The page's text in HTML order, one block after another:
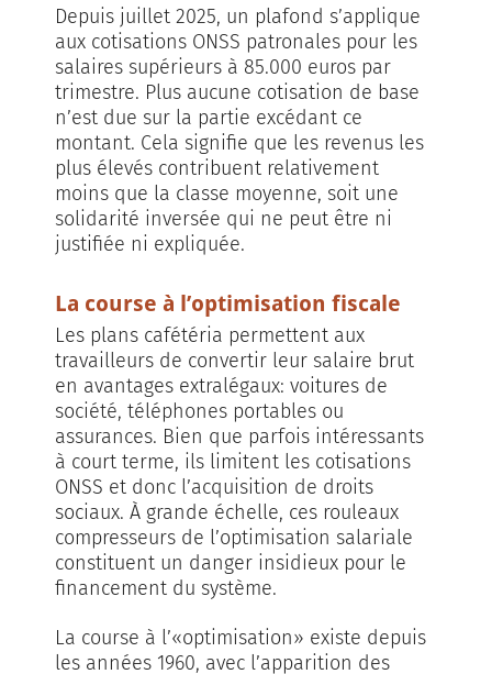
Depuis juillet 2025, un plafond s’applique
aux cotisations ONSS patronales pour les
salaires supérieurs à 85.000 euros par
trimestre. Plus aucune cotisation de base
n’est due sur la partie excédant ce
montant. Cela signifie que les revenus les
plus élevés contribuent relativement
moins que la classe moyenne, soit une
solidarité inversée qui ne peut être ni
justifiée ni expliquée.
La course à l’optimisation fiscale
Les plans cafétéria permettent aux
travailleurs de convertir leur salaire brut
en avantages extralégaux: voitures de
société, téléphones portables ou
assurances. Bien que parfois intéressants
à court terme, ils limitent les cotisations
ONSS et donc l’acquisition de droits
sociaux. À grande échelle, ces rouleaux
compresseurs de l’optimisation salariale
constituent un danger insidieux pour le
financement du système.
La course à l’«optimisation» existe depuis
les années 1960, avec l’apparition des